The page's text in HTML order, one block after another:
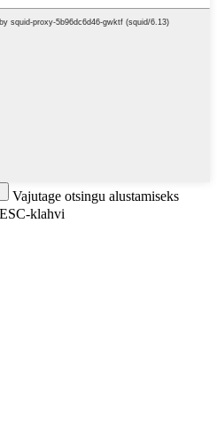
Vajutage otsingu alustamiseks
klahvi